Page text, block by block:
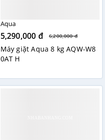
Aqua
5,290,000 đ 6,200,000 đ
Máy giặt Aqua 8 kg AQW-W8
0AT H